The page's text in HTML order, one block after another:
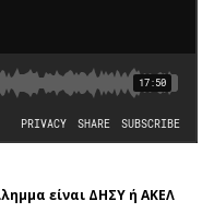
είναι ΔΗΣΥ ή ΑΚΕΛ